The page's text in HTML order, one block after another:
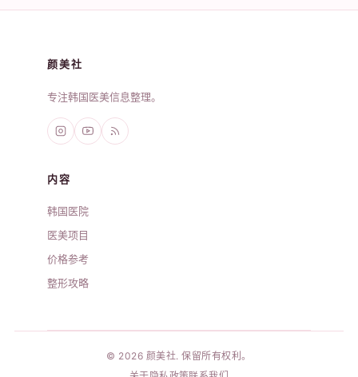
颜美社
专注韩国医美信息整理。
内容
韩国医院
医美项目
价格参考
整形攻略
© 2026 颜美社. 保留所有权利。